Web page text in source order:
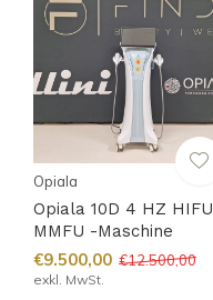
Opiala
Opiala 10D 4 HZ HIFU
MMFU -Maschine
€9.500,00 €12.500,00
exkl. MwSt.